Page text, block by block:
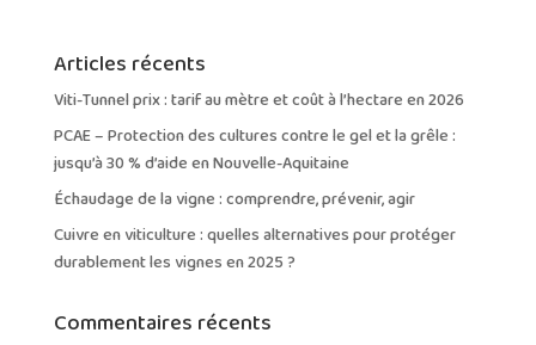
Articles récents
Viti-Tunnel prix : tarif au mètre et coût à l’hectare en 2026
PCAE – Protection des cultures contre le gel et la grêle :
jusqu’à 30 % d’aide en Nouvelle-Aquitaine
Échaudage de la vigne : comprendre, prévenir, agir
Cuivre en viticulture : quelles alternatives pour protéger
durablement les vignes en 2025 ?
Commentaires récents